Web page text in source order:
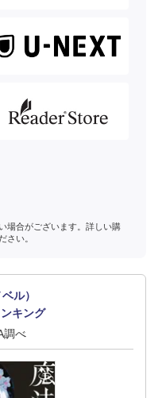
場合がございます。詳しい購
さい。
ル）
キング
調べ